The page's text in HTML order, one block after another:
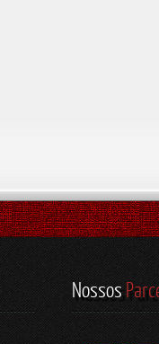
Nossos